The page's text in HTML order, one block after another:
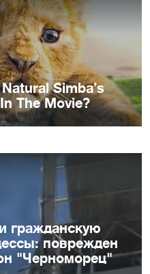
гражданскую
поврежден
"Черноморец"